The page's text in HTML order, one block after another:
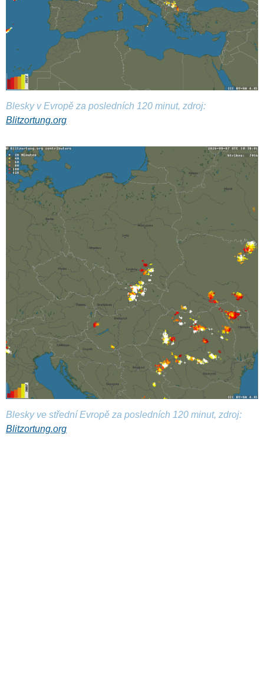
Blesky v Evropě za posledních 120 minut, zdroj:
Blitzortung.org
Blesky ve střední Evropě za posledních 120 minut, zdroj:
Blitzortung.org